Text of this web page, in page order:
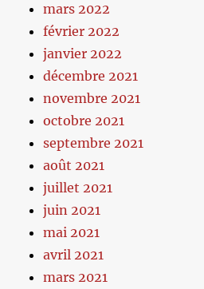
mars 2022
février 2022
janvier 2022
décembre 2021
novembre 2021
octobre 2021
septembre 2021
août 2021
juillet 2021
juin 2021
mai 2021
avril 2021
mars 2021